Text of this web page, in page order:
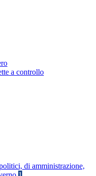
a controllo
di amministrazione,